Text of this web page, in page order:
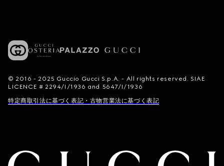
© 2016 - 2025 Guccio Gucci S.p.A. - All rights reserved. SIAE
LICENCE # 2294/I/1936 and 5647/I/1936
特定商取引法に基づく表記・古物営業法に基づく表記